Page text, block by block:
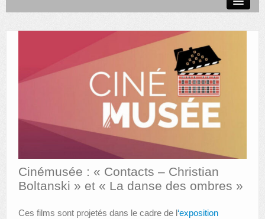
MUSÉE DU LUMINAIRE
FONDS PATRIMONIAUX
AUTRES LIEUX
ANIMATIONS DES MUSÉES
PUBLICATIONS
LES APPELS À PROJETS
LE PORTAIL DES COLLECTIONS
Cinémusée : « Contacts – Christian
Boltanski » et « La danse des ombres »
Ces films sont projetés dans le cadre de l‘exposition